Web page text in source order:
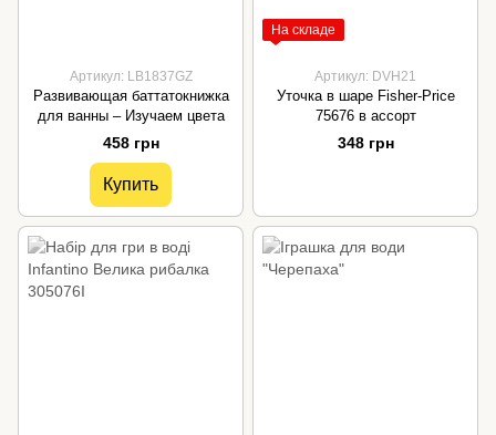
Артикул: LB1837GZ
Развивающая баттатокнижка
для ванны – Изучаем цвета
458 грн
Купить
На складе
Артикул: DVH21
Уточка в шаре Fisher-Price
75676 в ассорт
348 грн